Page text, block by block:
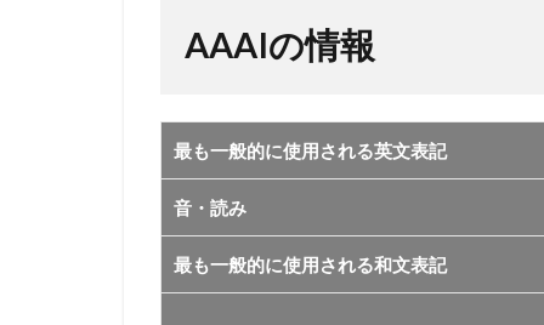
AAAIの情報
最も一般的に使用される英文表記
音・読み
最も一般的に使用される和文表記